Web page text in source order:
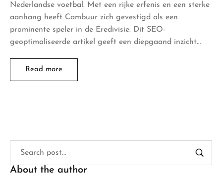
Nederlandse voetbal. Met een rijke erfenis en een sterke
aanhang heeft Cambuur zich gevestigd als een
prominente speler in de Eredivisie. Dit SEO-
geoptimaliseerde artikel geeft een diepgaand inzicht…
Read more
About the author